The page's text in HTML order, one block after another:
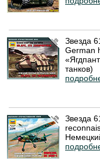
Звезда
German
танков)
Звезда